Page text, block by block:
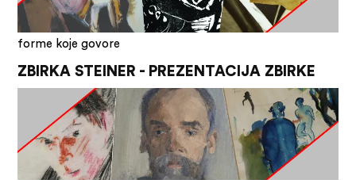
forme koje govore
ZBIRKA STEINER - PREZENTACIJA ZBIRKE